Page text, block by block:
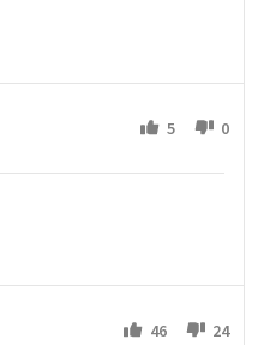
5 0
46 24